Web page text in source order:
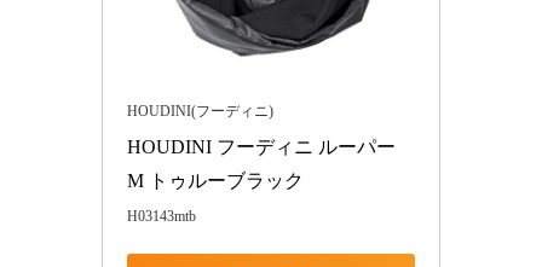
HOUDINI(フーディニ)
HOUDINI フーディニ ルーパー
M トゥルーブラック
H03143mtb